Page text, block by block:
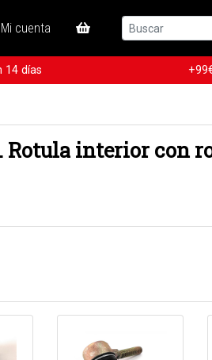
Mi cuenta
14 días
Rotula interior con